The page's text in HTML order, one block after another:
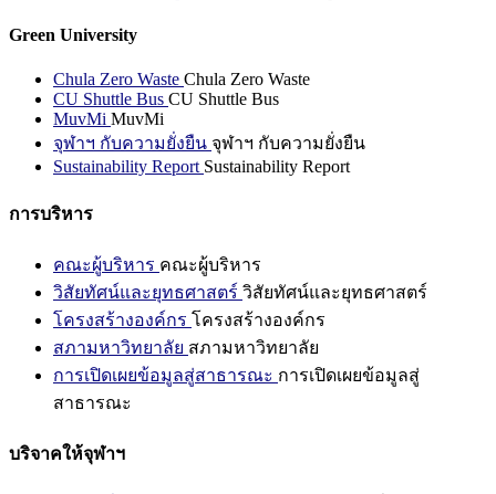
Green University
Chula Zero Waste Chula Zero Waste
CU Shuttle Bus CU Shuttle Bus
MuvMi MuvMi
จุฬาฯ กับความยั่งยืน จุฬาฯ กับความยั่งยืน
Sustainability Report Sustainability Report
การบริหาร
คณะผู้บริหาร คณะผู้บริหาร
วิสัยทัศน์และยุทธศาสตร์ วิสัยทัศน์และยุทธศาสตร์
โครงสร้างองค์กร โครงสร้างองค์กร
สภามหาวิทยาลัย สภามหาวิทยาลัย
การเปิดเผยข้อมูลสู่สาธารณะ การเปิดเผยข้อมูลสู่
สาธารณะ
บริจาคให้จุฬาฯ